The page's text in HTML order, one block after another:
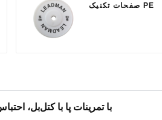
صفحات تکنیک PE
با تمرینات پا با کتل‌بل،